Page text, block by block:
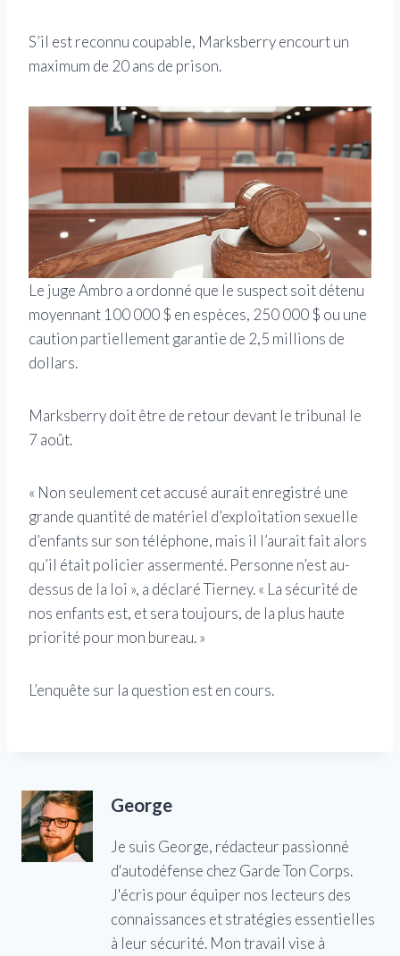
S’il est reconnu coupable, Marksberry encourt un
maximum de 20 ans de prison.
Le juge Ambro a ordonné que le suspect soit détenu
moyennant 100 000 $ en espèces, 250 000 $ ou une
caution partiellement garantie de 2,5 millions de
dollars.
Marksberry doit être de retour devant le tribunal le
7 août.
« Non seulement cet accusé aurait enregistré une
grande quantité de matériel d’exploitation sexuelle
d’enfants sur son téléphone, mais il l’aurait fait alors
qu’il était policier assermenté. Personne n’est au-
dessus de la loi », a déclaré Tierney. « La sécurité de
nos enfants est, et sera toujours, de la plus haute
priorité pour mon bureau. »
L’enquête sur la question est en cours.
George
Je suis George, rédacteur passionné
d'autodéfense chez Garde Ton Corps.
J'écris pour équiper nos lecteurs des
connaissances et stratégies essentielles
à leur sécurité. Mon travail vise à